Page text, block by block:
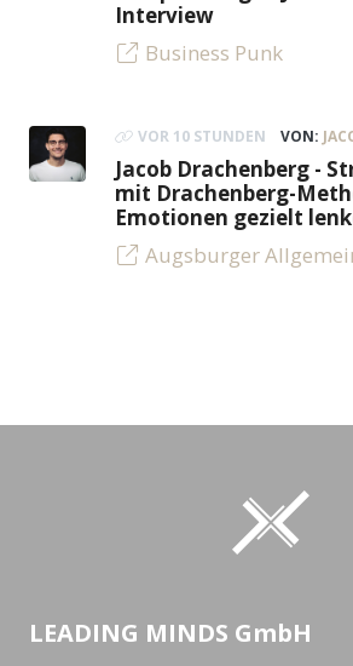
Interview
Business Punk
VOR 10 STUNDEN VON:
Jacob Drachenberg -
mit Drachenberg-
Emotionen gezielt
Augsburger
LEADING MINDS GmbH